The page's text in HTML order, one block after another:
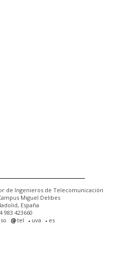
de Ingenieros de Telecomunicación
Miguel Delibes
España
983 423660
tel uva es